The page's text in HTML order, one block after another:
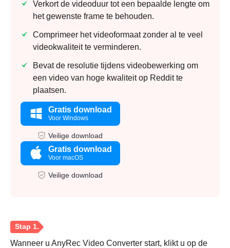
Verkort de videoduur tot een bepaalde lengte om
het gewenste frame te behouden.
Comprimeer het videoformaat zonder al te veel
videokwaliteit te verminderen.
Bevat de resolutie tijdens videobewerking om
een video van hoge kwaliteit op Reddit te
plaatsen.
Gratis download
Voor Windows
Veilige download
Gratis download
Voor macOS
Veilige download
Wanneer u AnyRec Video Converter start, klikt u op de